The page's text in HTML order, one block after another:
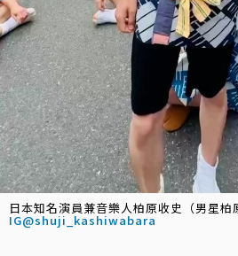
日本知名演員兼音樂人柏原收史（男星柏
IG@shuji_kashiwabara